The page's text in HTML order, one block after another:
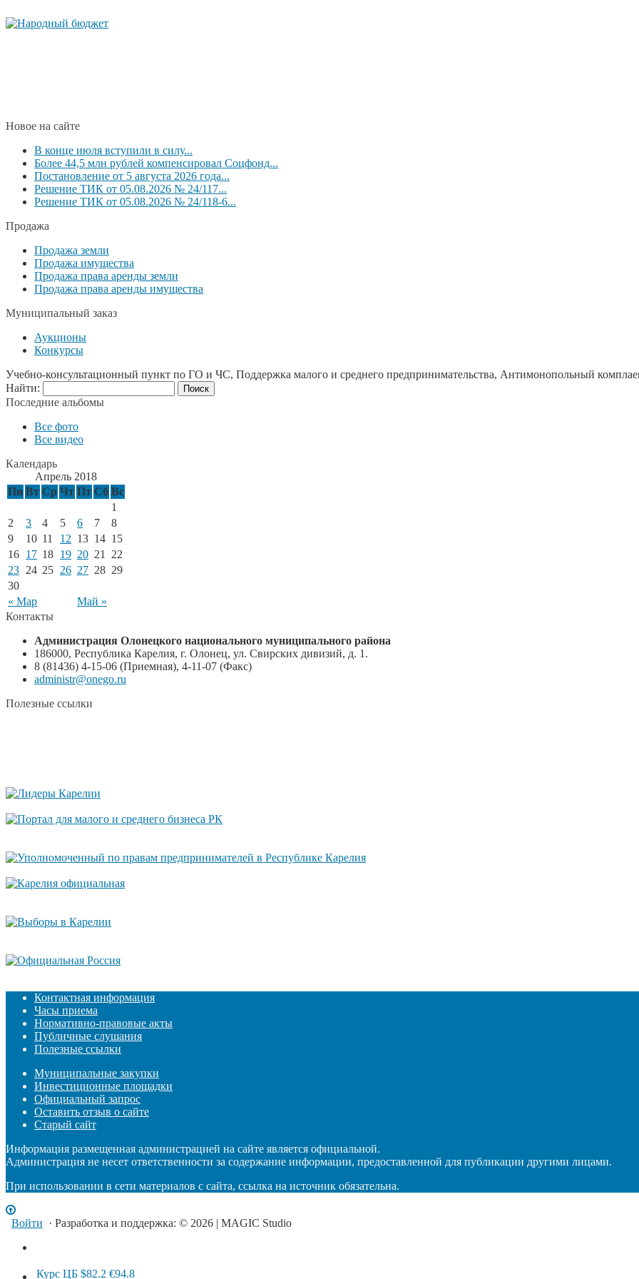
Новое на сайте
В конце июля вступили в силу...
Более 44,5 млн рублей компенсировал Соцфонд...
Постановление от 5 августа 2026 года...
Решение ТИК от 05.08.2026 № 24/117...
Решение ТИК от 05.08.2026 № 24/118-6...
Продажа
Продажа земли
Продажа имущества
Продажа права аренды земли
Продажа права аренды имущества
Муниципальный заказ
Аукционы
Конкурсы
Учебно-консультационный пункт по ГО и ЧС, Поддержка малого и среднего предпринимательства, Антимонопольный
Найти:
Последние альбомы
Все фото
Все видео
Календарь
Апрель 2018
Пн Вт Ср Чт Пт Сб Вс
« Мар Май »
1
2
3 4 5 6 7
8
9
10 11 12 13 14 15
16 17 18 19 20 21
22
23 24 25 26 27 28 29
30
Контакты
Администрация Олонецкого национального муниципального района
186000, Республика Карелия, г. Олонец, ул. Свирских дивизий, д. 1.
8 (81436) 4-15-06 (Приемная), 4-11-07 (Факс)
administr@onego.ru
Полезные ссылки
Контактная информация
Часы приема
Нормативно-правовые акты
Публичные слушания
Полезные ссылки
Муниципальные закупки
Инвестиционные площадки
Официальный запрос
Оставить отзыв о сайте
Старый сайт
Информация размещенная администрацией на сайте является официальной.
Администрация не несет ответственности за содержание информации, предоставленной для публикации другими лицами.
При использовании в сети материалов с сайта, ссылка на источник обязательна.
Войти · Разработка и поддержка: © 2026 | MAGIC Studio
Курс ЦБ $82.2 €94.8